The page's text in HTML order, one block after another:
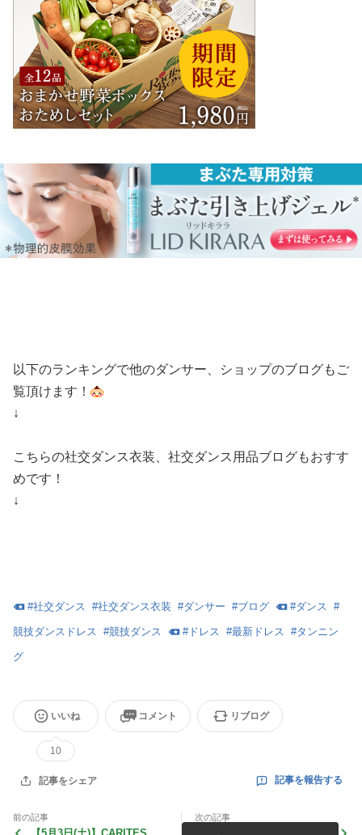
以下のランキングで他のダンサー、ショップのブログもご
覧頂けます！
↓
こちらの社交ダンス衣装、社交ダンス用品ブログもおすす
めです！
↓
#社交ダンス #社交ダンス衣装 #ダンサー #ブログ #ダンス #
競技ダンスドレス #競技ダンス #ドレス #最新ドレス #タンニン
グ
いいね
10
コメント リブログ
記事をシェア 記事を報告する
前の記事 次の記事